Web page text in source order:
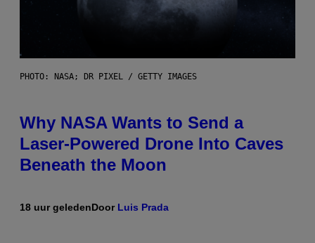
PHOTO: NASA; DR PIXEL / GETTY IMAGES
Why NASA Wants to Send a
Laser-Powered Drone Into Caves
Beneath the Moon
18 uur geledenDoor Luis Prada